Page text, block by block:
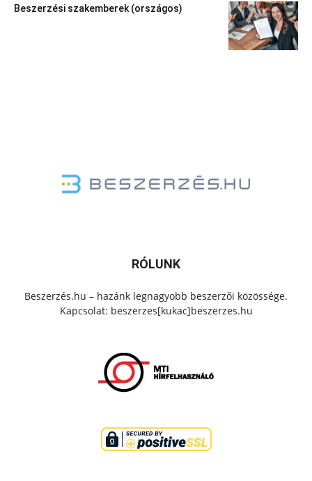
Beszerzési szakemberek (országos)
RÓLUNK
Beszerzés.hu – hazánk legnagyobb beszerzői közössége.
Kapcsolat: beszerzes[kukac]beszerzes.hu